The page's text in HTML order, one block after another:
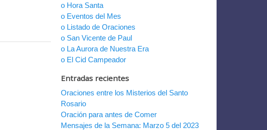
o Hora Santa
o Eventos del Mes
o Listado de Oraciones
o San Vicente de Paul
o La Aurora de Nuestra Era
o El Cid Campeador
Entradas recientes
Oraciones entre los Misterios del Santo
Rosario
Oración para antes de Comer
Mensajes de la Semana: Marzo 5 del 2023